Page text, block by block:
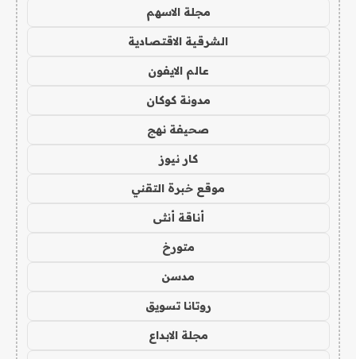
مجلة الاسهم
الشرقية الاقتصادية
عالم الايفون
مدونة كوكان
صحيفة نهج
كار نيوز
موقع خبرة التقني
أناقة أنثى
متورخ
مدسن
روتانا تسويق
مجلة الابداع